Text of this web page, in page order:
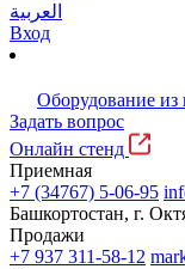
العربية
Вход
Оборудование из
Задать вопрос
Онлайн стенд
Приемная
+7 (34767) 5-06-95
Башкортостан, г.
Продажи
+7 937 311-58-12